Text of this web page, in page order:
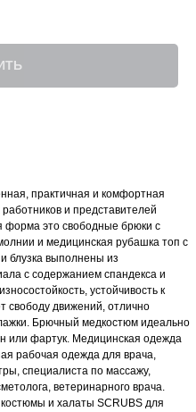
практичная и комфортная
и представителей
форма это свободные брюки с
и медицинская рубашка топ с
блузка выполнены из
с содержанием спандекса и
устойчивость к
движений, отлично
Брючный медкостюм идеально
или фартук. Медицинская одежда
рабочая одежда для врача,
специалиста по массажу,
ветеринарного врача.
и халаты SCRUBS для